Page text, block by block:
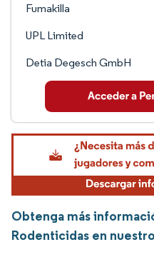
Fumakilla
UPL Limited
Detia Degesch GmbH
Obtenga más
Rodenticidas en